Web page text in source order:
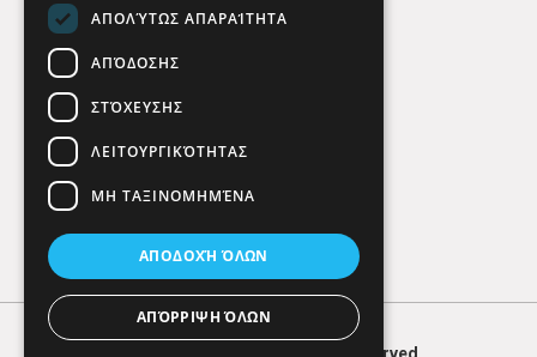
Social Media
ΑΠΟΛΎΤΩΣ ΑΠΑΡΑΊΤΗΤΑ
ΑΠΌΔΟΣΗΣ
ΣΤΌΧΕΥΣΗΣ
ΛΕΙΤΟΥΡΓΙΚΌΤΗΤΑΣ
ΜΗ ΤΑΞΙΝΟΜΗΜΈΝΑ
ΑΠΟΔΟΧΉ ΌΛΩΝ
ΑΠΌΡΡΙΨΗ ΌΛΩΝ